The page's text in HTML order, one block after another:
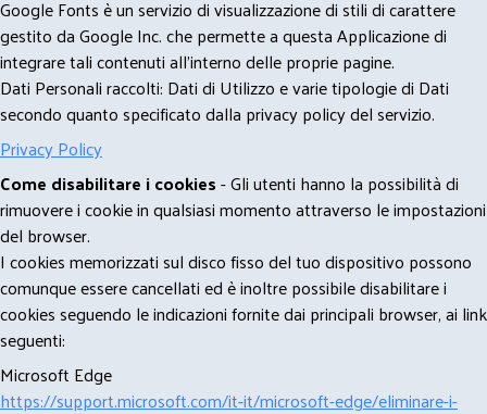
Google Fonts è un servizio di visualizzazione di stili di carattere
gestito da Google Inc. che permette a questa Applicazione di
integrare tali contenuti all'interno delle proprie pagine.
Dati Personali raccolti: Dati di Utilizzo e varie tipologie di Dati
secondo quanto specificato dalla privacy policy del servizio.
Privacy Policy
Come disabilitare i cookies- Gli utenti hanno la possibilità di
rimuovere i cookie in qualsiasi momento attraverso le impostazioni
del browser.
I cookies memorizzati sul disco fisso del tuo dispositivo possono
comunque essere cancellati ed è inoltre possibile disabilitare i
cookies seguendo le indicazioni fornite dai principali browser, ai link
seguenti:
Microsoft Edge
https://support.microsoft.com/it-it/microsoft-edge/eliminare-i-